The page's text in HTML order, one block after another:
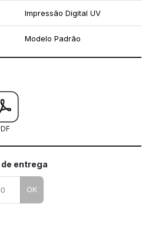
Impressão Digital UV
Modelo Padrão
como utilizar os nossos gabaritos
entrega
OK